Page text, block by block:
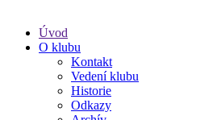
Úvod
O klubu
Kontakt
Vedení klubu
Historie
Odkazy